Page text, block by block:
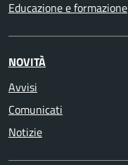
Educazione e formazione
NOVITÀ
Avvisi
Comunicati
Notizie